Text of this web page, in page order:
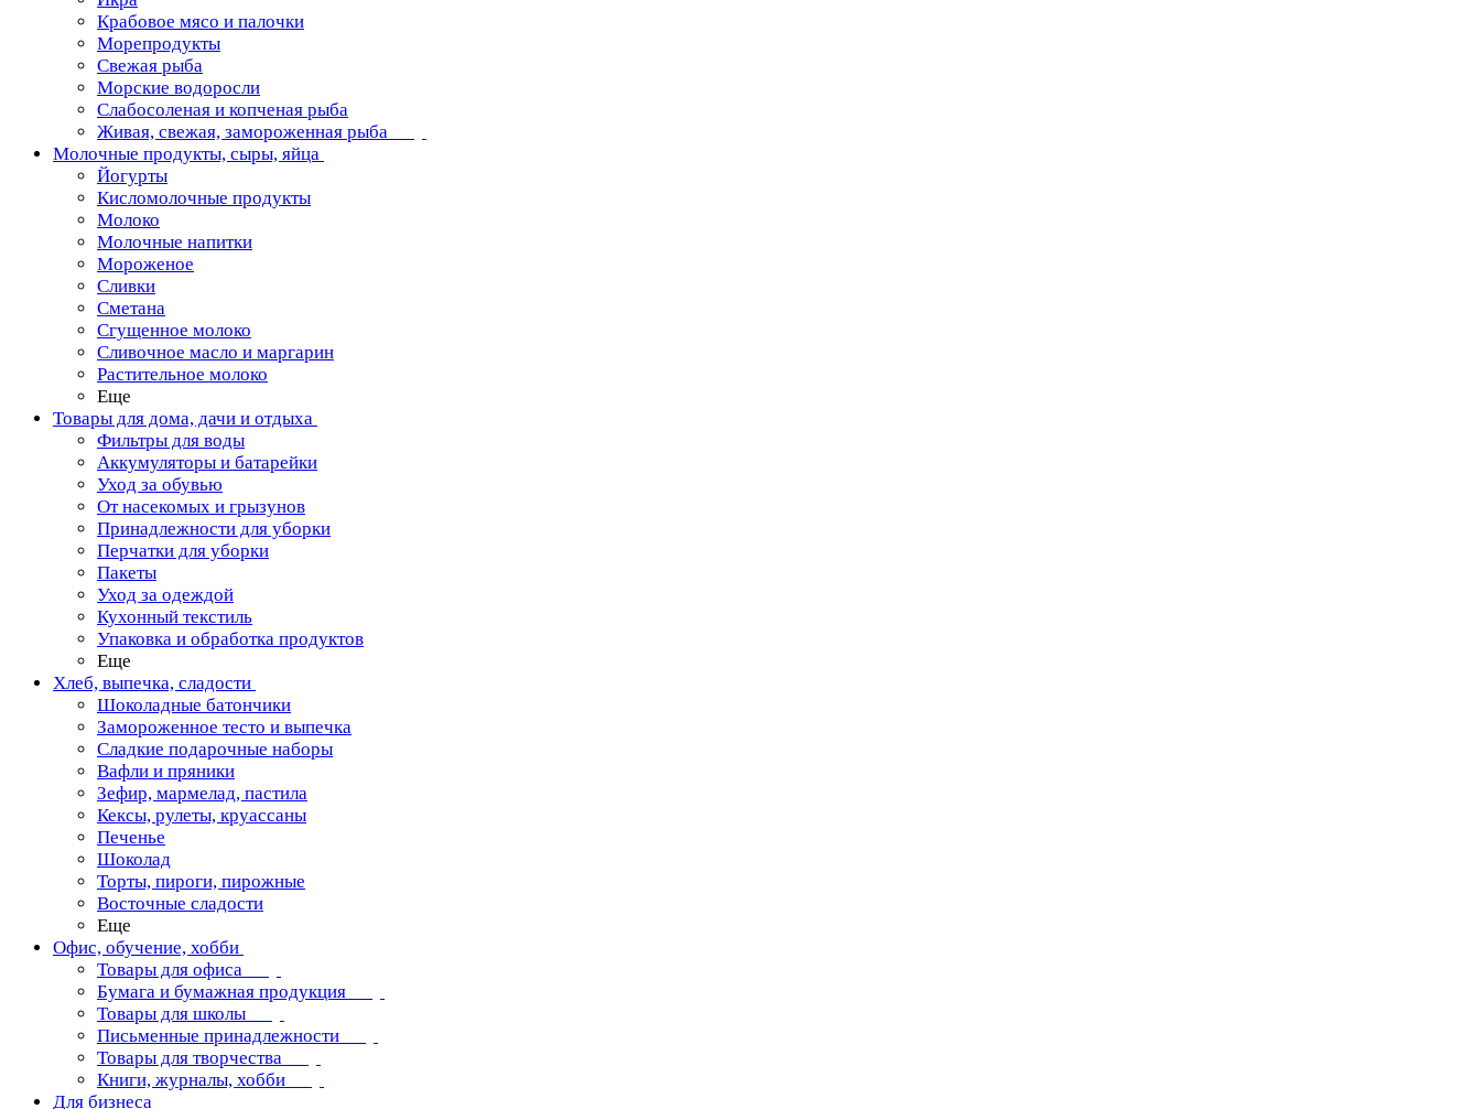
Крабовое мясо и палочки
Морепродукты
Свежая рыба
Морские водоросли
Слабосоленая и копченая рыба
Живая, свежая, замороженная рыба
Молочные продукты, сыры, яйца
Йогурты
Кисломолочные продукты
Молоко
Молочные напитки
Мороженое
Сливки
Сметана
Сгущенное молоко
Сливочное масло и маргарин
Растительное молоко
Еще
Товары для дома, дачи и отдыха
Фильтры для воды
Аккумуляторы и батарейки
Уход за обувью
От насекомых и грызунов
Принадлежности для уборки
Перчатки для уборки
Пакеты
Уход за одеждой
Кухонный текстиль
Упаковка и обработка продуктов
Еще
Хлеб, выпечка, сладости
Шоколадные батончики
Замороженное тесто и выпечка
Сладкие подарочные наборы
Вафли и пряники
Зефир, мармелад, пастила
Кексы, рулеты, круассаны
Печенье
Шоколад
Торты, пироги, пирожные
Восточные сладости
Еще
Офис, обучение, хобби
Товары для офиса
Бумага и бумажная продукция
Товары для школы
Письменные принадлежности
Товары для творчества
Книги, журналы, хобби
Для бизнеса